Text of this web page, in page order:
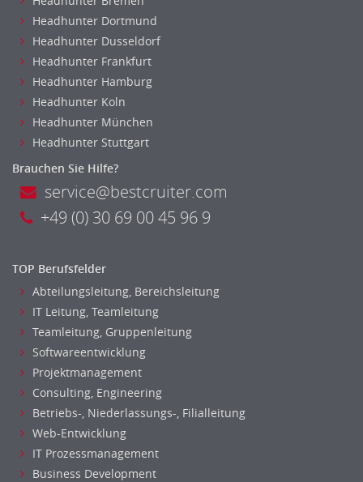
Headhunter Dortmund
Headhunter Dusseldorf
Headhunter Frankfurt
Headhunter Hamburg
Headhunter Koln
Headhunter München
Headhunter Stuttgart
Brauchen Sie Hilfe?
service@bestcruiter.com
+49 (0) 30 69 00 45 96 9
TOP Berufsfelder
Abteilungsleitung, Bereichsleitung
IT Leitung, Teamleitung
Teamleitung, Gruppenleitung
Softwareentwicklung
Projektmanagement
Consulting, Engineering
Betriebs-, Niederlassungs-, Filialleitung
Web-Entwicklung
IT Prozessmanagement
Business Development